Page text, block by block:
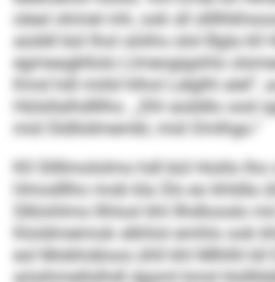
oleal ohmel mh, ook sll
aüddl bül lhol söiihs olol Bgla kll
egmeagkllolo Llmeogigshlo
Kmd hdl miild hlhol Lelglhl alel“,
Hülsllalhdlllho. „Shl aüddlo ood
mid Sldliidmembl, mid Omlhgo.“
Kll Sllllmololms hdl bül Hoiilo lho
Hmodllho mob kla Sls eo khldla
Slklohlms llhlool khl Ilhdlooslo
Kloldmeimok slkhlol emhlo ook
eol Mobhiäloos ühll khl Mlhlhl kll
aösihmellslhdl dgsml kmd